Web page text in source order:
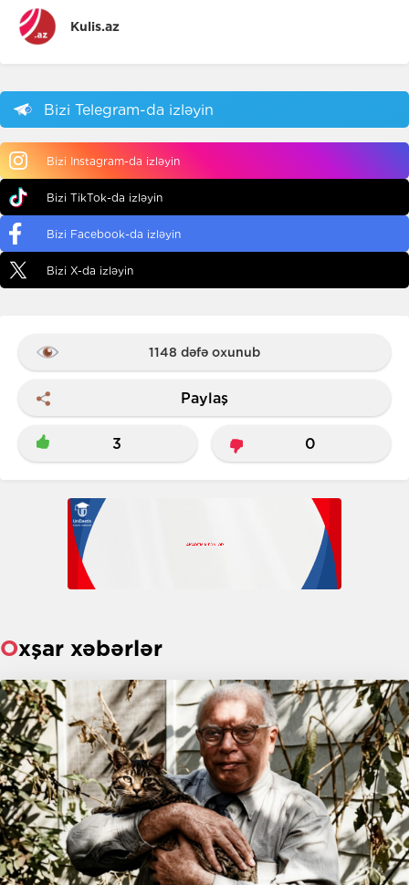
Kulis.az
Bizi Telegram-da izləyin
Bizi Instagram-da izləyin
Bizi TikTok-da izləyin
Bizi Facebook-da izləyin
Bizi X-da izləyin
1148 dəfə oxunub
Paylaş
3 0
Oxşar xəbərlər